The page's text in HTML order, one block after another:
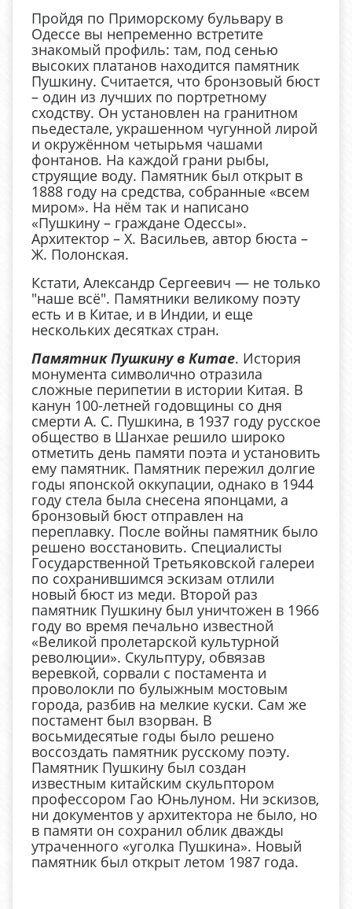
Пройдя по Приморскому бульвару в
Одессе вы непременно встретите
знакомый профиль: там, под сенью
высоких платанов находится памятник
Пушкину. Считается, что бронзовый бюст
– один из лучших по портретному
сходству. Он установлен на гранитном
пьедестале, украшенном чугунной лирой
и окружённом четырьмя чашами
фонтанов. На каждой грани рыбы,
струящие воду. Памятник был открыт в
1888 году на средства, собранные «всем
миром». На нём так и написано
«Пушкину – граждане Одессы».
Архитектор – Х. Васильев, автор бюста –
Ж. Полонская.
Кстати, Александр Сергеевич — не только
"наше всё". Памятники великому поэту
есть и в Китае, и в Индии, и еще
нескольких десятках стран.
Памятник Пушкину в Китае. История
монумента символично отразила
сложные перипетии в истории Китая. В
канун 100-летней годовщины со дня
смерти А. С. Пушкина, в 1937 году русское
общество в Шанхае решило широко
отметить день памяти поэта и установить
ему памятник. Памятник пережил долгие
годы японской оккупации, однако в 1944
году стела была снесена японцами, а
бронзовый бюст отправлен на
переплавку. После войны памятник было
решено восстановить. Специалисты
Государственной Третьяковской галереи
по сохранившимся эскизам отлили
новый бюст из меди. Второй раз
памятник Пушкину был уничтожен в 1966
году во время печально известной
«Великой пролетарской культурной
революции». Скульптуру, обвязав
веревкой, сорвали с постамента и
проволокли по булыжным мостовым
города, разбив на мелкие куски. Сам же
постамент был взорван. В
восьмидесятые годы было решено
воссоздать памятник русскому поэту.
Памятник Пушкину был создан
известным китайским скульптором
профессором Гао Юньлуном. Ни эскизов,
ни документов у архитектора не было, но
в памяти он сохранил облик дважды
утраченного «уголка Пушкина». Новый
памятник был открыт летом 1987 года.